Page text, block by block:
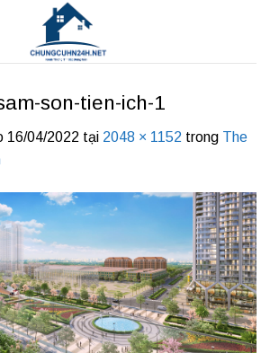
son-tien-ich-1
16/04/2022 tại 2048 × 1152 trong The